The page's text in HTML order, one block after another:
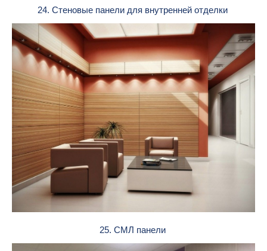
24. Стеновые панели для внутренней отделки
25. СМЛ панели